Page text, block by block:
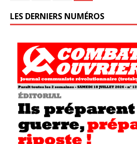
LES DERNIERS NUMÉROS